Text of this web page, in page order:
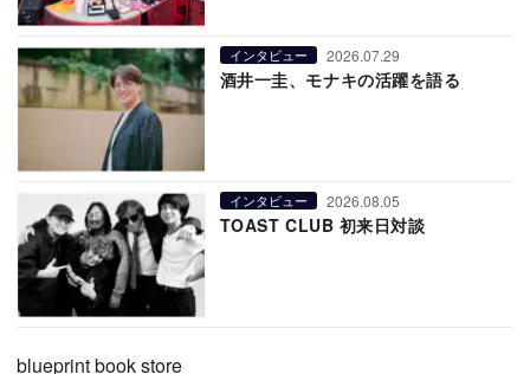
インタビュー 2026.07.29
酒井一圭、モナキの活躍を語る
インタビュー 2026.08.05
TOAST CLUB 初来日対談
blueprint book store